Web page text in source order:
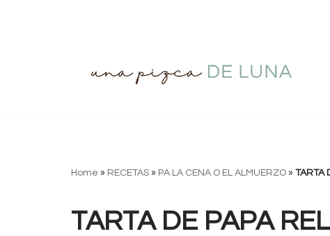
Home » RECETAS » PA LA CENA O EL ALMUERZO » TARTA
TARTA DE PAPA